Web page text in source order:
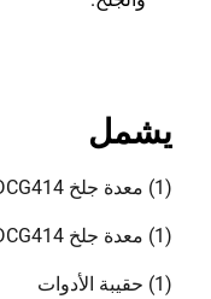
يشمل
(1) معدة جلخ DCG414
(1) معدة جلخ DCG414
(1) حقيبة الأدوات